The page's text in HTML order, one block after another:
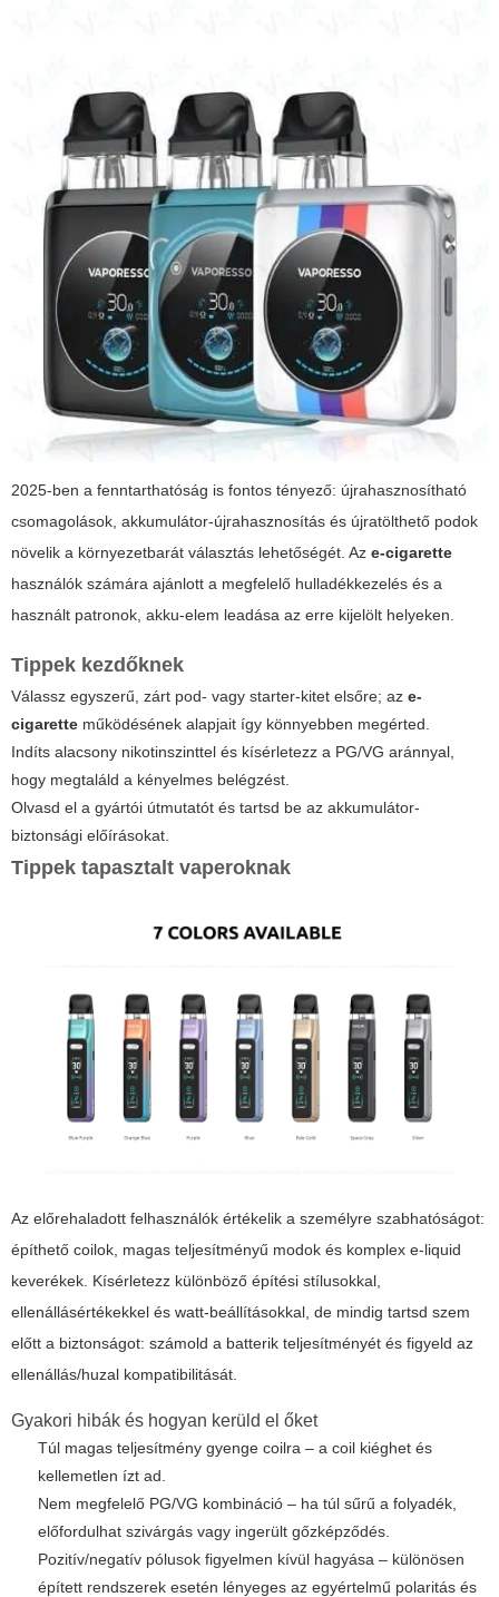
2025-ben a fenntarthatóság is fontos tényező: újrahasznosítható
csomagolások, akkumulátor-újrahasznosítás és újratölthető podok
növelik a környezetbarát választás lehetőségét. Az e-cigarette
használók számára ajánlott a megfelelő hulladékkezelés és a
használt patronok, akku-elem leadása az erre kijelölt helyeken.
Tippek kezdőknek
Válassz egyszerű, zárt pod- vagy starter-kitet elsőre; az e-
cigarette működésének alapjait így könnyebben megérted.
Indíts alacsony nikotinszinttel és kísérletezz a PG/VG aránnyal,
hogy megtaláld a kényelmes belégzést.
Olvasd el a gyártói útmutatót és tartsd be az akkumulátor-
biztonsági előírásokat.
Tippek tapasztalt vaperoknak
Az előrehaladott felhasználók értékelik a személyre szabhatóságot:
építhető coilok, magas teljesítményű modok és komplex e-liquid
keverékek. Kísérletezz különböző építési stílusokkal,
ellenállásértékekkel és watt-beállításokkal, de mindig tartsd szem
előtt a biztonságot: számold a batterik teljesítményét és figyeld az
ellenállás/huzal kompatibilitását.
Gyakori hibák és hogyan kerüld el őket
Túl magas teljesítmény gyenge coilra – a coil kiéghet és
kellemetlen ízt ad.
Nem megfelelő PG/VG kombináció – ha túl sűrű a folyadék,
előfordulhat szivárgás vagy ingerült gőzképződés.
Pozitív/negatív pólusok figyelmen kívül hagyása – különösen
épített rendszerek esetén lényeges az egyértelmű polaritás és